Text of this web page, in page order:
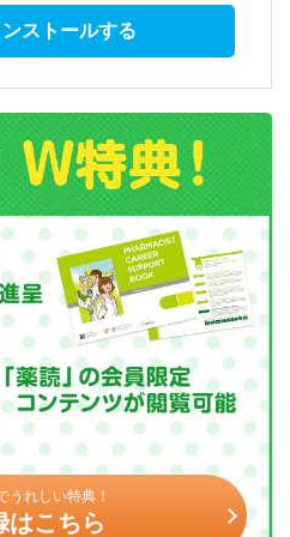
ストールする
うれしい特典！
はこちら